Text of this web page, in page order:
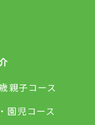
親子コース
園児コース